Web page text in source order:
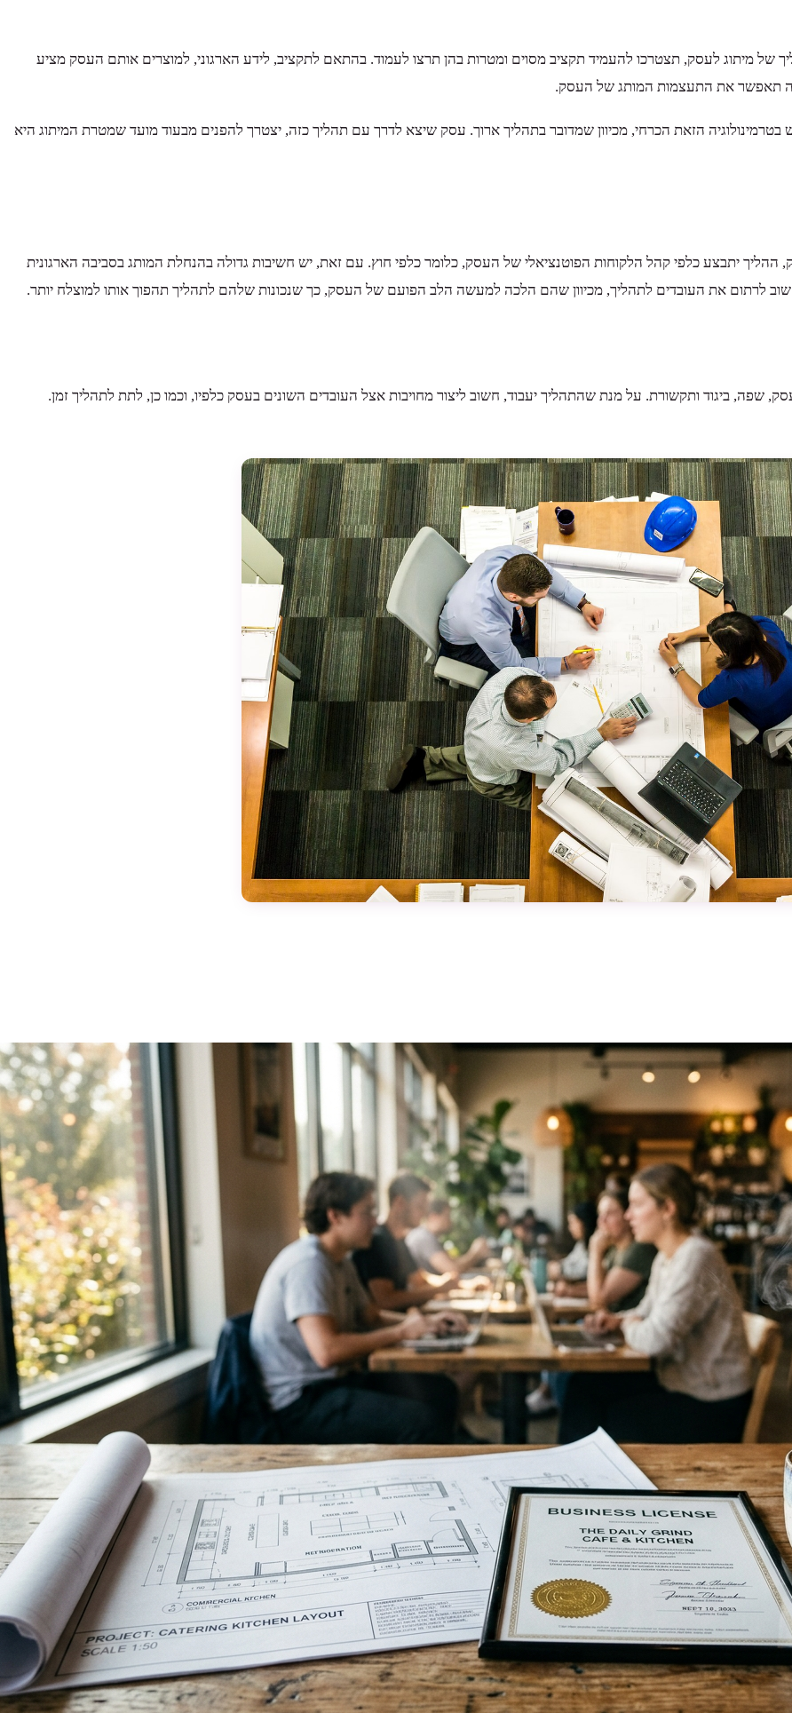
של מיתוג לעסק, תצטרכו להעמיד תקציב מסוים ומטרות בהן תרצו לעמוד. בהתאם לתקציב, לידע הארגוני, למוצרים אותם העסק מציע
בה תאפשר את התעצמות המותג של העסק.
הזאת הכרחי, מכיוון שמדובר בתהליך ארוך. עסק שיצא לדרך עם תהליך כזה, יצטרך להפנים מבעוד מועד שמטרת המיתוג היא
ההליך יתבצע כלפי קהל הלקוחות הפוטנציאלי של העסק, כלומר כלפי חוץ. עם זאת, יש חשיבות גדולה בהנחלת המותג בסביבה הארגונית
לרתום את העובדים לתהליך, מכיוון שהם הלכה למעשה הלב הפועם של העסק, כך שנכונות שלהם לתהליך תהפוך אותו למוצלח יותר.
שפה, ביגוד ותקשורת. על מנת שהתהליך יעבוד, חשוב ליצור מחויבות אצל העובדים השונים בעסק כלפיו, וכמו כן, לתת לתהליך זמן.